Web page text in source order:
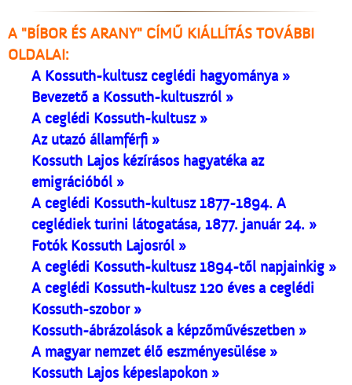
A "BÍBOR ÉS ARANY" CÍMŰ KIÁLLÍTÁS TOVÁBBI
OLDALAI:
A Kossuth-kultusz ceglédi hagyománya »
Bevezető a Kossuth-kultuszról »
A ceglédi Kossuth-kultusz »
Az utazó államférfi »
Kossuth Lajos kézírásos hagyatéka az
emigrációból »
A ceglédi Kossuth-kultusz 1877-1894. A
ceglédiek turini látogatása, 1877. január 24. »
Fotók Kossuth Lajosról »
A ceglédi Kossuth-kultusz 1894-től napjainkig »
A ceglédi Kossuth-kultusz 120 éves a ceglédi
Kossuth-szobor »
Kossuth-ábrázolások a képzőművészetben »
A magyar nemzet élő eszményesülése »
Kossuth Lajos képeslapokon »